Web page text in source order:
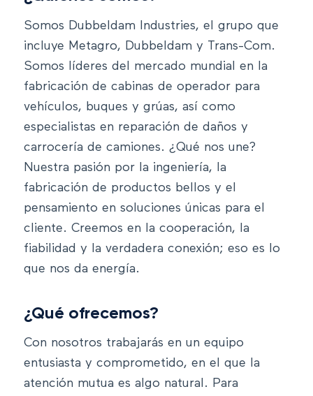
Somos Dubbeldam Industries, el grupo que
incluye Metagro, Dubbeldam y Trans-Com.
Somos líderes del mercado mundial en la
fabricación de cabinas de operador para
vehículos, buques y grúas, así como
especialistas en reparación de daños y
carrocería de camiones. ¿Qué nos une?
Nuestra pasión por la ingeniería, la
fabricación de productos bellos y el
pensamiento en soluciones únicas para el
cliente. Creemos en la cooperación, la
fiabilidad y la verdadera conexión; eso es lo
que nos da energía.
¿Qué ofrecemos?
Con nosotros trabajarás en un equipo
entusiasta y comprometido, en el que la
atención mutua es algo natural. Para